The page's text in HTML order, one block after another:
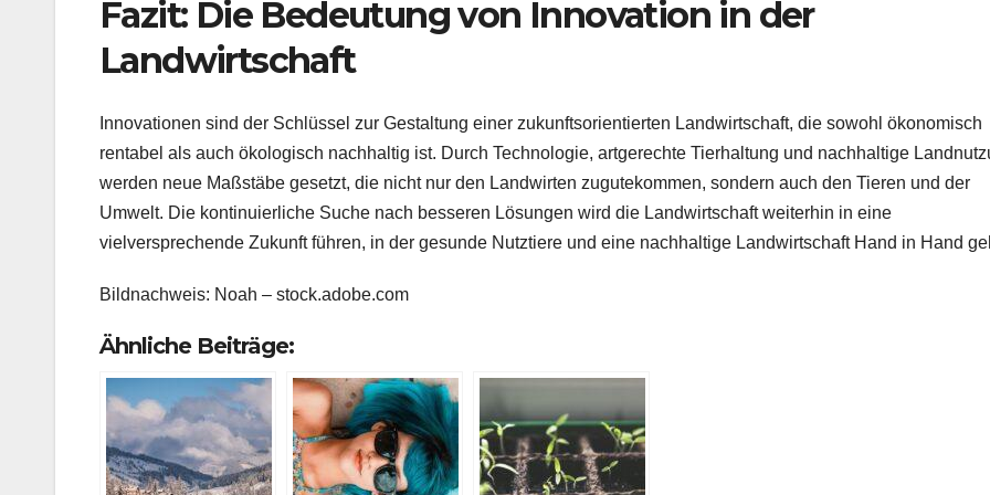
Fazit: Die Bedeutung von Innovation in der
Landwirtschaft
Innovationen sind der Schlüssel zur Gestaltung einer zukunftsorientierten Landwirtschaft, die sowohl ökonomisch
rentabel als auch ökologisch nachhaltig ist. Durch Technologie, artgerechte Tierhaltung und nachhaltige
werden neue Maßstäbe gesetzt, die nicht nur den Landwirten zugutekommen, sondern auch den Tieren und der
Umwelt. Die kontinuierliche Suche nach besseren Lösungen wird die Landwirtschaft weiterhin in eine
vielversprechende Zukunft führen, in der gesunde Nutztiere und eine nachhaltige Landwirtschaft Hand in Hand
Bildnachweis: Noah – stock.adobe.com
Ähnliche Beiträge: